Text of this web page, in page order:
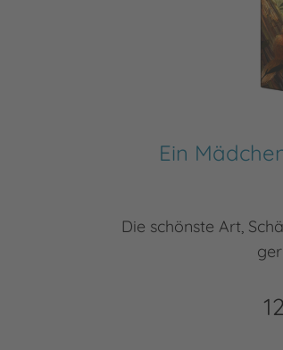
Ein
Die schönste Art,